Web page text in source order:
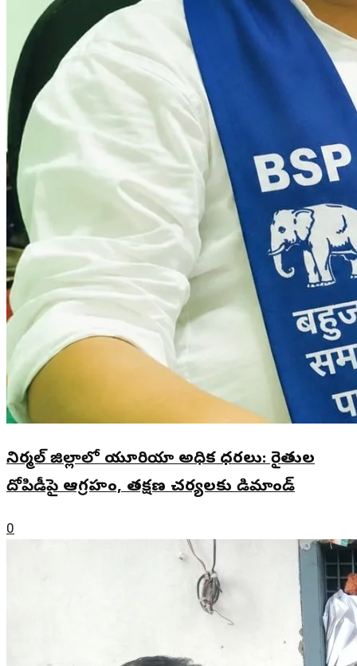
నిర్మల్ జిల్లాలో యూరియా అధిక ధరలు: రైతుల
దోపిడీపై ఆగ్రహం, తక్షణ చర్యలకు డిమాండ్
0